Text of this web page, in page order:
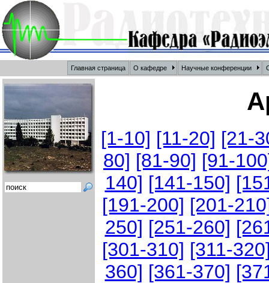
Главная страница О кафедре Научные конференции
[1-10] [11-20] [21-
80] [81-90] [91-
140] [141-150]
[191-200] [201-
250] [251-260]
[301-310] [311-
360] [361-370]